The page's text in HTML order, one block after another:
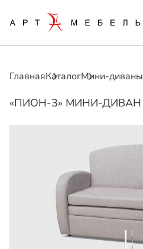
ГлавнаяКаталогМини-диваны
«ПИОН-3» МИНИ-ДИВАН